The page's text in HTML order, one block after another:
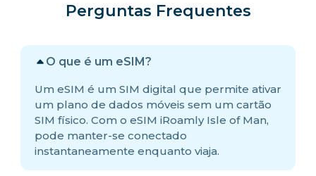
Perguntas Frequentes
O que é um eSIM?
Um eSIM é um SIM digital que permite ativar
um plano de dados móveis sem um cartão
SIM físico. Com o eSIM iRoamly Isle of Man,
pode manter-se conectado
instantaneamente enquanto viaja.